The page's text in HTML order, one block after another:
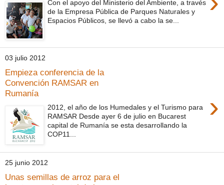
Con el apoyo del Ministerio del Ambiente, a través
de la Empresa Pública de Parques Naturales y
Espacios Públicos, se llevó a cabo la se...
03 julio 2012
Empieza conferencia de la
Convención RAMSAR en
Rumanía
›
2012, el año de los Humedales y el Turismo para
RAMSAR Desde ayer 6 de julio en Bucarest
capital de Rumanía se esta desarrollando la
COP11...
25 junio 2012
Unas semillas de arroz para el